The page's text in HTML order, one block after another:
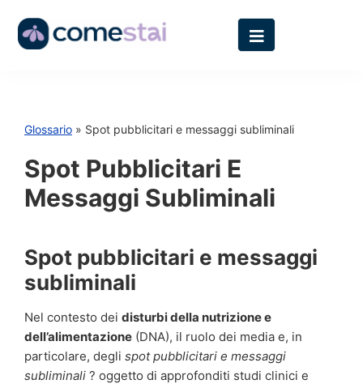
Glossario » Spot pubblicitari e messaggi subliminali
Spot Pubblicitari E
Messaggi Subliminali
Spot pubblicitari e messaggi
subliminali
Nel contesto dei disturbi della nutrizione e
dell’alimentazione (DNA), il ruolo dei media e, in
particolare, degli spot pubblicitari e messaggi
subliminali ? oggetto di approfonditi studi clinici e